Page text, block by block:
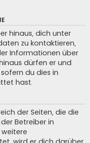
hinaus, dich unter
zu kontaktieren,
Informationen über
dürfen er und
du dies in
hast.
der Seiten, die die
Betreiber in